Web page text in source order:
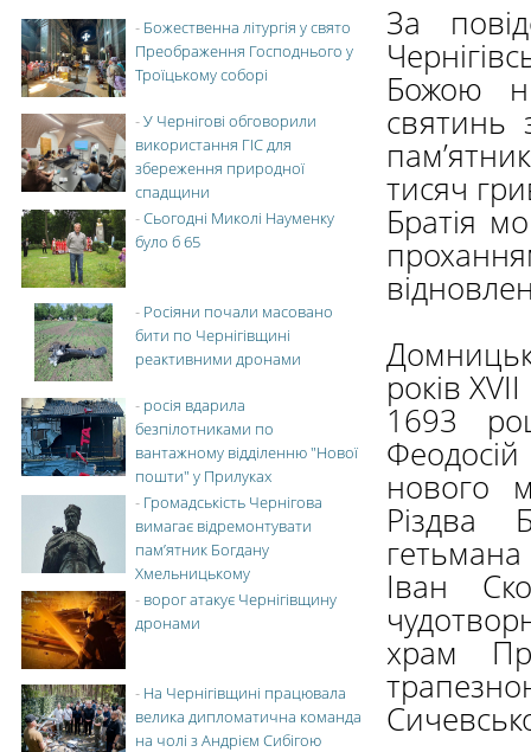
За
Божою
святинь
тисяч
Братія
років
1693
нового
Різдва
Іван
храм
- Божественна літургія у свято
Преображення Господнього у
Троїцькому соборі
-У Чернігові обговорили
використання ГІС для
збереження природної
спадщини
-Сьогодні Миколі Науменку
було б 65
- Росіяни почали масовано
бити по Чернігівщині
реактивними дронами
- росія вдарила
безпілотниками по
вантажному відділенню "Нової
пошти" у Прилуках
- Громадськість Чернігова
вимагає відремонтувати
пам’ятник Богдану
Хмельницькому
- ворог атакує Чернігівщину
дронами
- На Чернігівщині працювала
велика дипломатична команда
на чолі з Андрієм Сибігою